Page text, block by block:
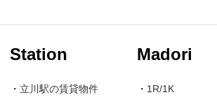
Station
・ 立川駅の賃貸物件
Madori
・ 1R/1K